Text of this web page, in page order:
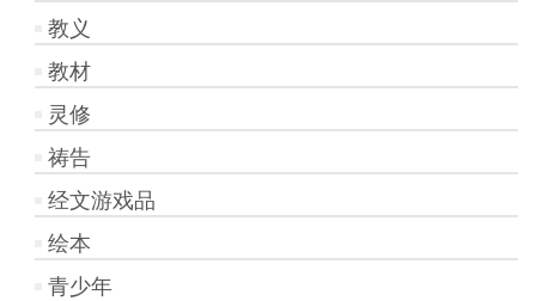
教义
教材
灵修
祷告
经文游戏品
绘本
青少年